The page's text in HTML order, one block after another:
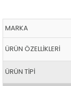
MARKA
ÜRÜN ÖZELLİKLERİ
ÜRÜN TİPİ